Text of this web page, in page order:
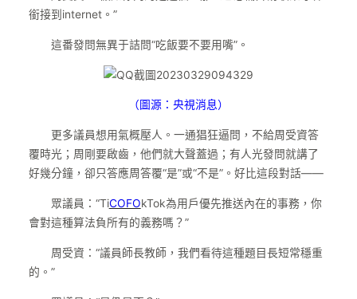
銜接到internet。”
這番發問無異于詰問“吃飯要不要用嘴”。
（圖源：央視消息）
更多議員想用氣概壓人。一通猖狂逼問，不給周受資答
覆時光；周剛要啟齒，他們就大聲蓋過；有人光發問就講了
好幾分鐘，卻只答應周答覆“是”或“不是”。好比這段對話——
眾議員：“TiCOFOkTok為用戶優先推送內在的事務，你
會對這種算法負所有的義務嗎？”
周受資：“議員師長教師，我們看待這種題目長短常穩重
的。”